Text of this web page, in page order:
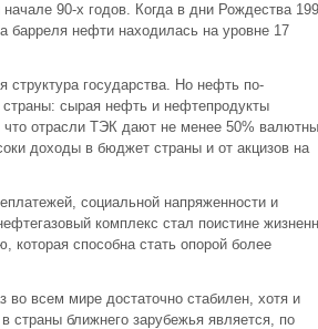
90-х годов. Когда в дни Рождества
барреля нефти находилась на уровне 17
структура государства. Но нефть по-
сырая нефть и нефтепродукты
что отрасли ТЭК дают не менее 50%
доходы в бюджет страны и от акцизов на
социальной напряженности и
комплекс стал поистине
способна стать опорой более
во всем мире достаточно стабилен, хотя и
страны ближнего зарубежья является, по